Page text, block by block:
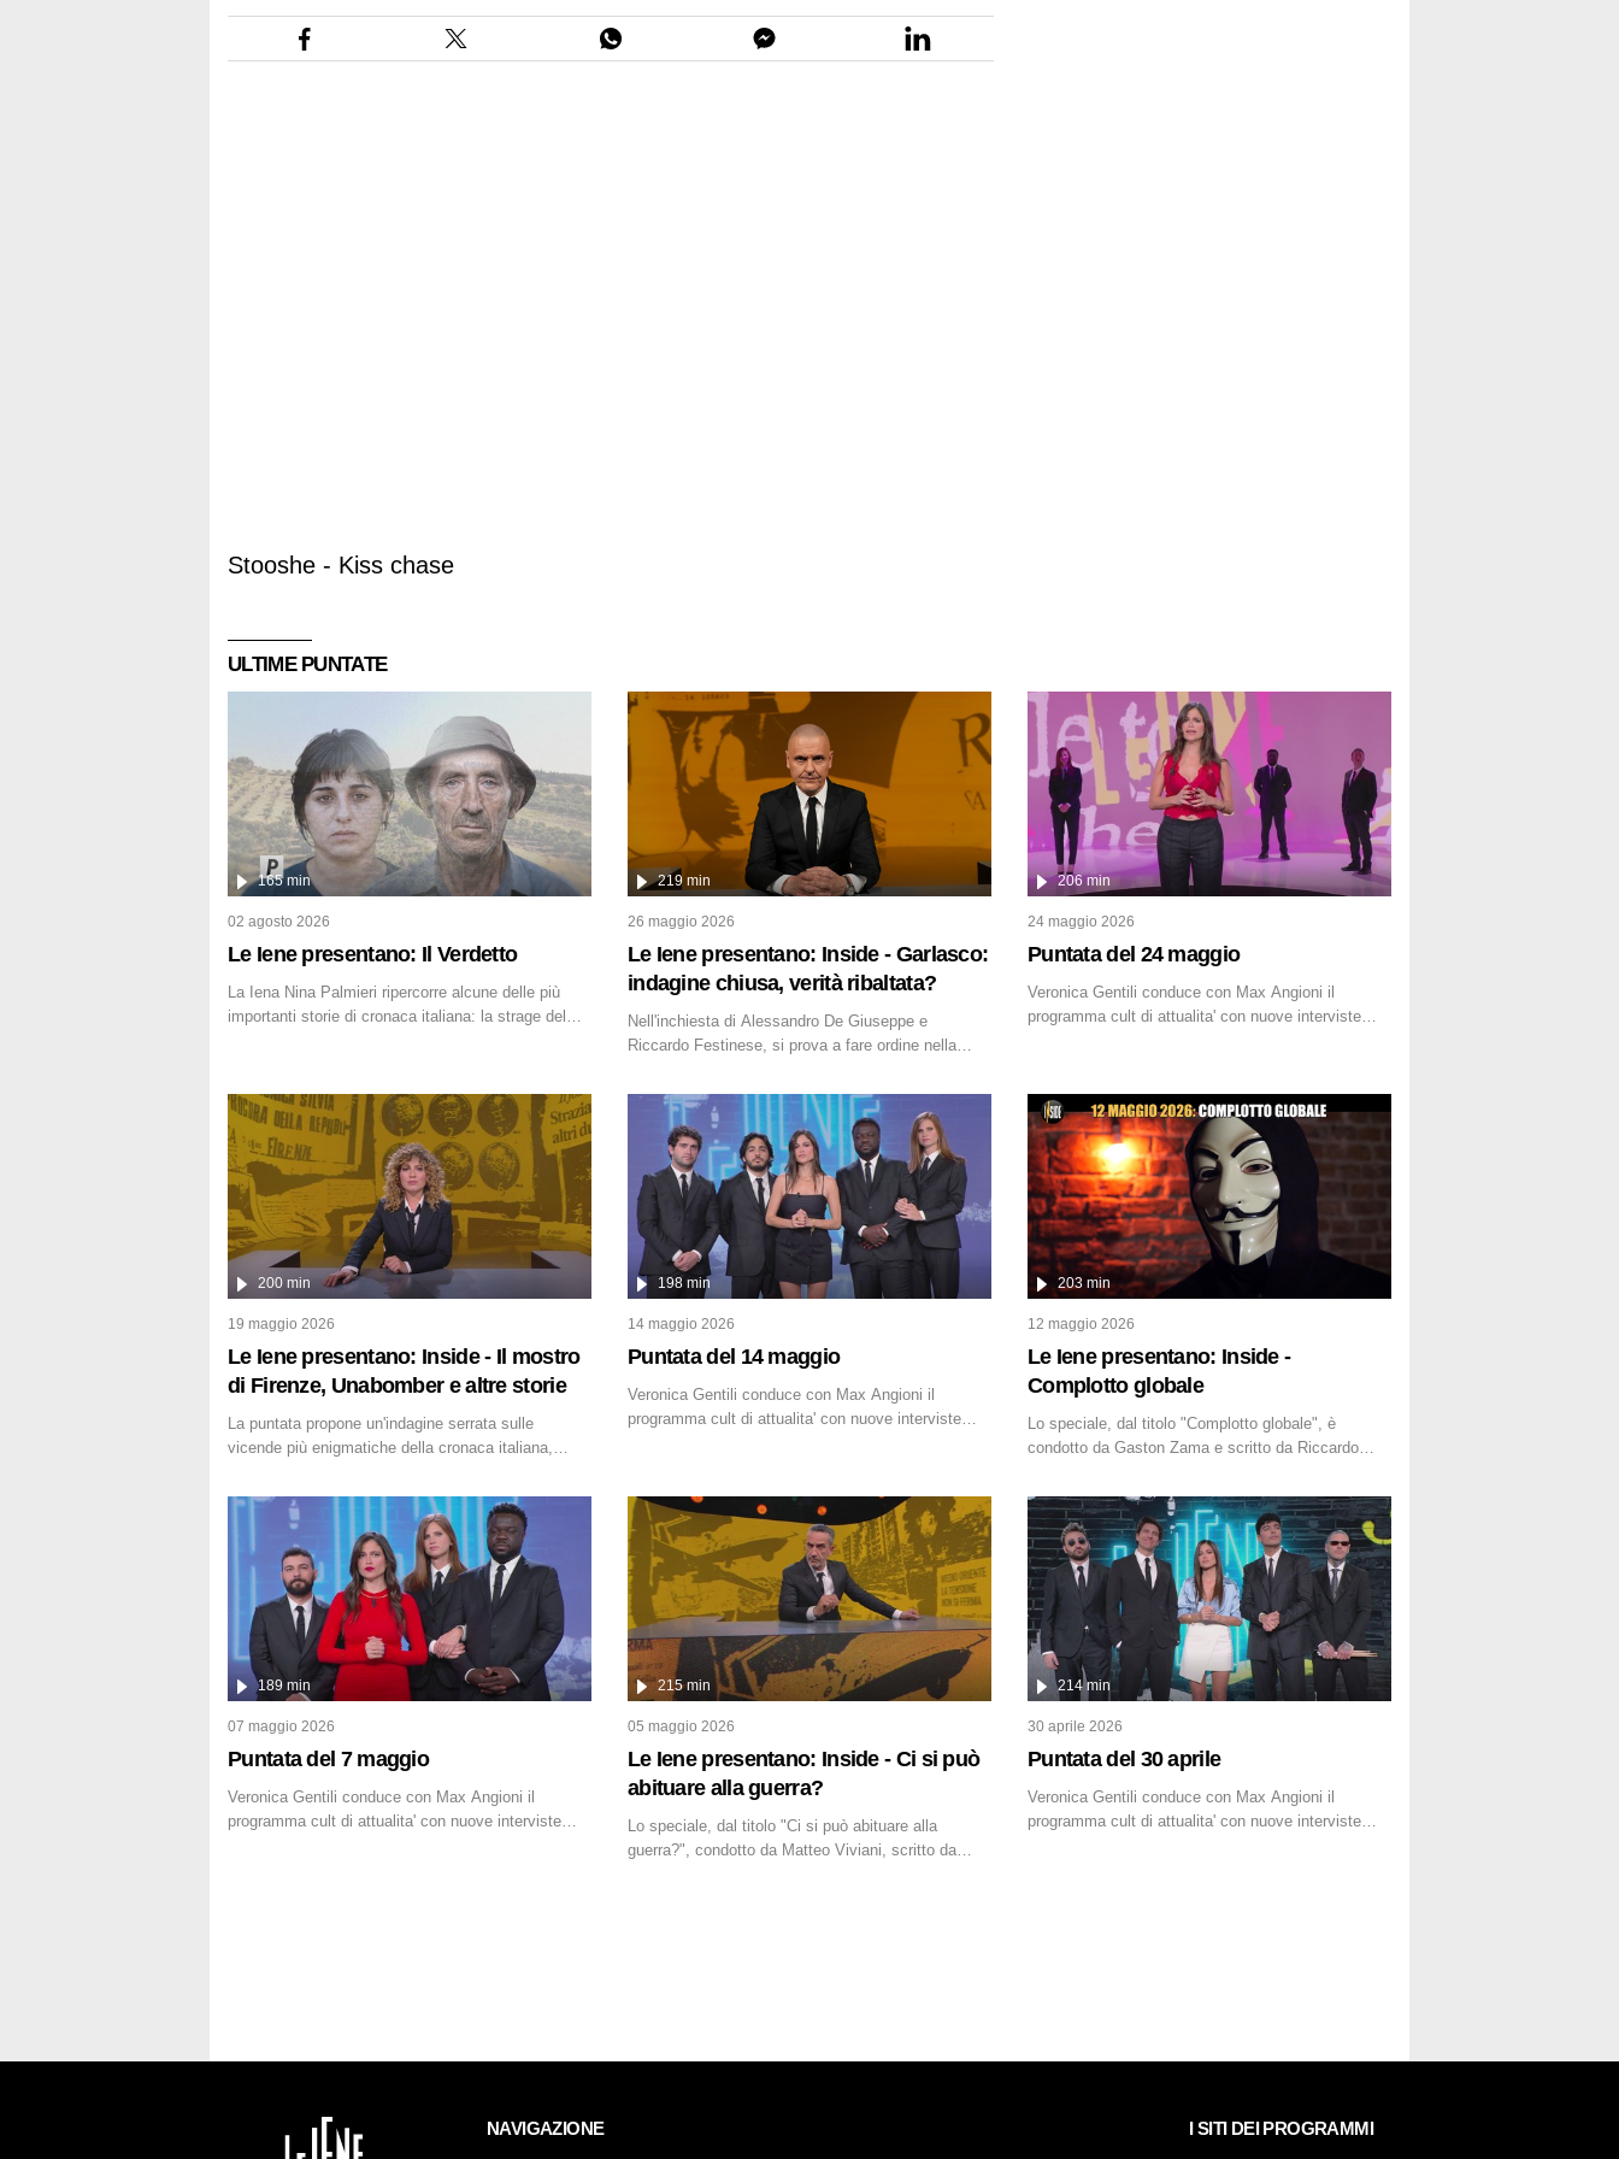
Stooshe - Kiss chase
ULTIME PUNTATE
Le Iene presentano: Il Verdetto
165 min
02 agosto 2026
La Iena Nina Palmieri ripercorre alcune delle più
importanti storie di cronaca italiana: la strage del
Le Iene presentano: Inside - Garlasco:
indagine chiusa, verità ribaltata?
219 min
26 maggio 2026
Nell'inchiesta di Alessandro De Giuseppe e
Riccardo Festinese, si prova a fare ordine nella
a emergere attorno a una delle vicende giudiziarie
più discusse degli ultimi anni. Lo speciale
ricostruisce la vicenda mettendo in fila
testimonianze, errori, dettagli controversi e i
protagonisti di un'indagine che sembra non avere
Puntata del 24 maggio
206 min
24 maggio 2026
Veronica Gentili conduce con Max Angioni il
programma cult di attualita' con nuove interviste
Le Iene presentano: Inside - Il mostro
di Firenze, Unabomber e altre storie
200 min
19 maggio 2026
La puntata propone un'indagine serrata sulle
vicende più enigmatiche della cronaca italiana,
responsabile di decine di attentati tra gli anni '90 e il
2000 che, inquietantemente, potrebbe essere
ancora in libertà. Lo speciale affronta inoltre le zone
d'ombra sul Mostro di Firenze, le cui responsabilità
appaiono ancora oggi avvolte in un groviglio di
dubbi mai chiariti. Nel corso dello speciale anche
l'intervista inedita a Olindo Romano, realizzata ne...
Puntata del 14 maggio
198 min
14 maggio 2026
Veronica Gentili conduce con Max Angioni il
programma cult di attualita' con nuove interviste
Le Iene presentano: Inside -
Complotto globale
203 min
12 maggio 2026
Lo speciale, dal titolo "Complotto globale", è
condotto da Gaston Zama e scritto da Riccardo
cospirazioniste del nostro tempo, racconta
l'universo delle narrazioni alternative, dei sospetti
globali e del complottismo che negli ultimi anni
hanno invaso social network, talk show, piazze
digitali e immaginario collettivo.
Puntata del 7 maggio
189 min
07 maggio 2026
Veronica Gentili conduce con Max Angioni il
programma cult di attualita' con nuove interviste
Le Iene presentano: Inside - Ci si può
abituare alla guerra?
215 min
05 maggio 2026
Lo speciale, dal titolo "Ci si può abituare alla
guerra?", condotto da Matteo Viviani, scritto da
Puntata del 30 aprile
214 min
30 aprile 2026
Veronica Gentili conduce con Max Angioni il
programma cult di attualita' con nuove interviste
NAVIGAZIONE I SITI DEI PROGRAMMI